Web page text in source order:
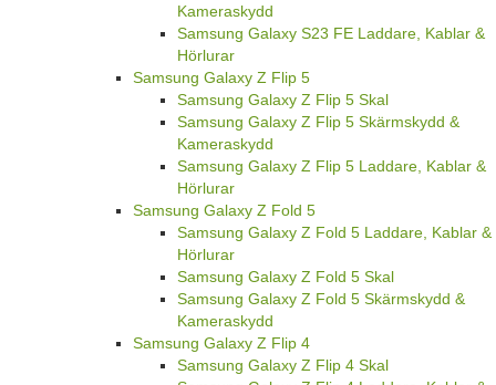
Kameraskydd
Samsung Galaxy S23 FE Laddare, Kablar &
Hörlurar
Samsung Galaxy Z Flip 5
Samsung Galaxy Z Flip 5 Skal
Samsung Galaxy Z Flip 5 Skärmskydd &
Kameraskydd
Samsung Galaxy Z Flip 5 Laddare, Kablar &
Hörlurar
Samsung Galaxy Z Fold 5
Samsung Galaxy Z Fold 5 Laddare, Kablar &
Hörlurar
Samsung Galaxy Z Fold 5 Skal
Samsung Galaxy Z Fold 5 Skärmskydd &
Kameraskydd
Samsung Galaxy Z Flip 4
Samsung Galaxy Z Flip 4 Skal